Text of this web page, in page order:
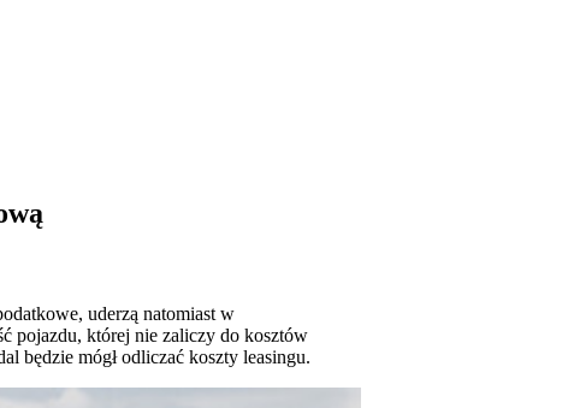
uderzą natomiast w
pojazdu, której nie zaliczy do kosztów
będzie mógł odliczać koszty leasingu.